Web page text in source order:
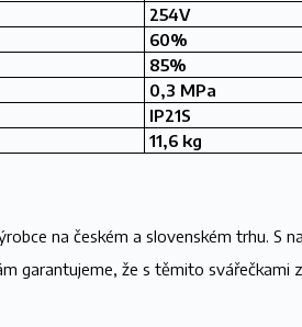
254V
60%
85%
0,3 MPa
IP21S
11,6 kg
na českém a slovenském trhu. S
garantujeme, že s těmito svářečkami